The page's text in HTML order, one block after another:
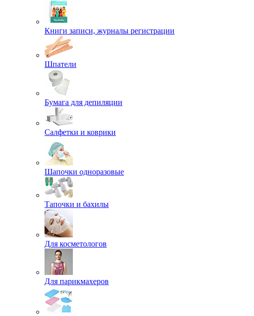
Книги записи, журналы регистрации
Шпатели
Бумага для депиляции
Салфетки и коврики
Шапочки одноразовые
Тапочки и бахилы
Для косметологов
Для парикмахеров